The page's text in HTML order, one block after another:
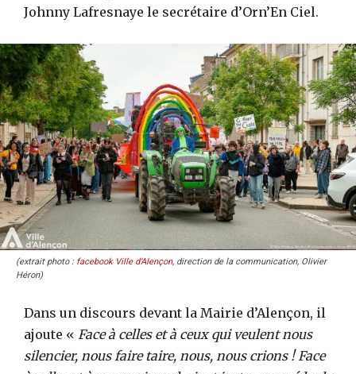
Johnny Lafresnaye le secrétaire d’Orn’En Ciel.
(extrait photo : facebook Ville d’Alençon, direction de la communication, Olivier
Héron)
Dans un discours devant la Mairie d’Alençon, il
ajoute « Face à celles et à ceux qui veulent nous
silencier, nous faire taire, nous, nous crions ! Face